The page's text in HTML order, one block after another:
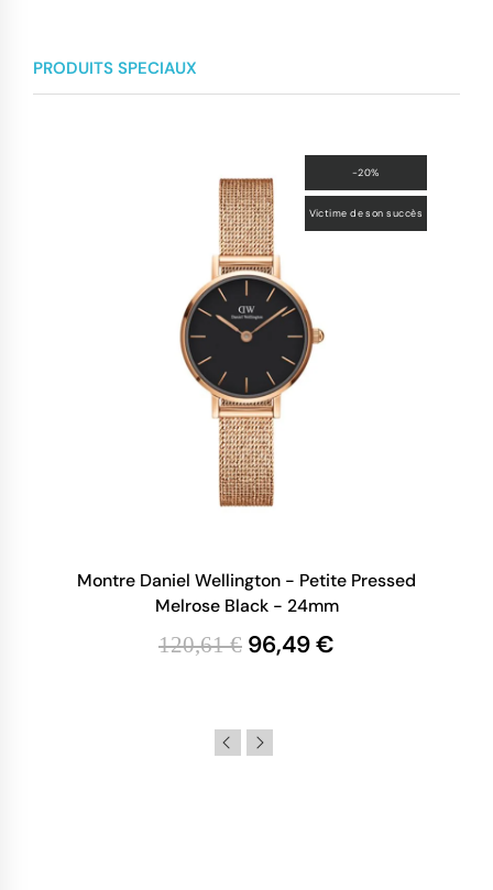
PRODUITS SPECIAUX
-20%
Victime de son succès
Montre Daniel Wellington - Petite Pressed
Melrose Black - 24mm
120,61 € 96,49 €